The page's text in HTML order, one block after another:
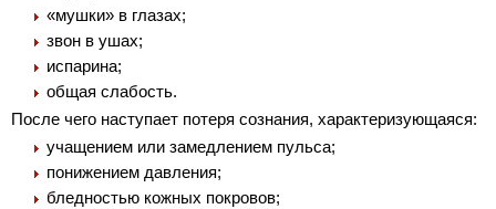
«мушки» в глазах;
звон в ушах;
испарина;
общая слабость.
После чего наступает потеря сознания, характеризующаяся:
учащением или замедлением пульса;
понижением давления;
бледностью кожных покровов;